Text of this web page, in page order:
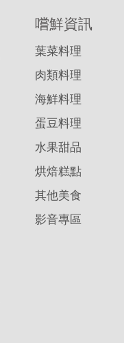
嚐鮮資訊
葉菜料理
肉類料理
海鮮料理
蛋豆料理
水果甜品
烘焙糕點
其他美食
影音專區